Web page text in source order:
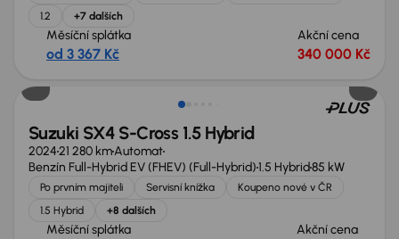
1.2
+7 dalších
Měsíční splátka
od 3 367 Kč
Akční cena
340 000 Kč
Zlevněno o 20 000 Kč
Suzuki SX4 S-Cross 1.5 Hybrid
202421 280 kmAutomat
Benzín Full-Hybrid EV (FHEV) (Full-Hybrid)1.5 Hybrid85 kW
Po prvním majiteli Servisní knížka
Koupeno nové v ČR
1.5 Hybrid
+8 dalších
Měsíční splátka Akční cena